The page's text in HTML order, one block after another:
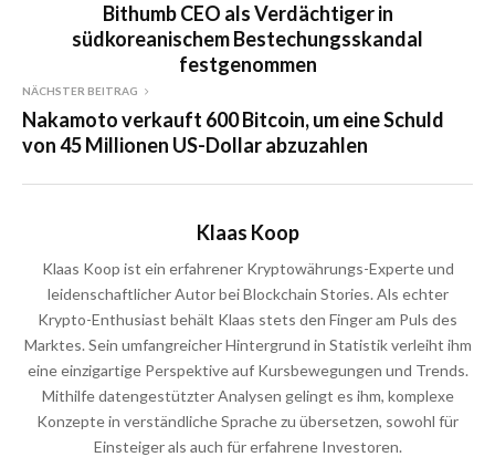
Bithumb CEO als Verdächtiger in
südkoreanischem Bestechungsskandal
festgenommen
NÄCHSTER BEITRAG
Nakamoto verkauft 600 Bitcoin, um eine Schuld
von 45 Millionen US-Dollar abzuzahlen
Klaas Koop
Klaas Koop ist ein erfahrener Kryptowährungs-Experte und
leidenschaftlicher Autor bei Blockchain Stories. Als echter
Krypto-Enthusiast behält Klaas stets den Finger am Puls des
Marktes. Sein umfangreicher Hintergrund in Statistik verleiht ihm
eine einzigartige Perspektive auf Kursbewegungen und Trends.
Mithilfe datengestützter Analysen gelingt es ihm, komplexe
Konzepte in verständliche Sprache zu übersetzen, sowohl für
Einsteiger als auch für erfahrene Investoren.